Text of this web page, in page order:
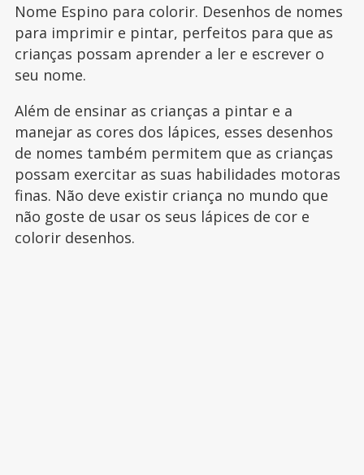
Nome Espino para colorir. Desenhos de nomes
para imprimir e pintar, perfeitos para que as
crianças possam aprender a ler e escrever o
seu nome.
Além de ensinar as crianças a pintar e a
manejar as cores dos lápices, esses desenhos
de nomes também permitem que as crianças
possam exercitar as suas habilidades motoras
finas. Não deve existir criança no mundo que
não goste de usar os seus lápices de cor e
colorir desenhos.